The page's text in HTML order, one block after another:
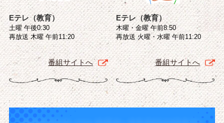
Eテレ（教育）
土曜 午後0:30
再放送 木曜 午前11:20
番組サイトへ
Eテレ（教育）
木曜・金曜 午前8:50
再放送 火曜・水曜 午前11:20
番組サイトへ